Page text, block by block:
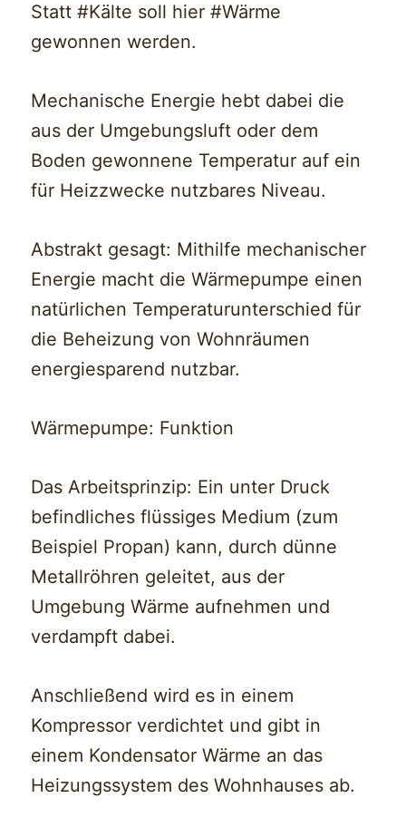
Statt #Kälte soll hier #Wärme
gewonnen werden.
Mechanische Energie hebt dabei die
aus der Umgebungsluft oder dem
Boden gewonnene Temperatur auf ein
für Heizzwecke nutzbares Niveau.
Abstrakt gesagt: Mithilfe mechanischer
Energie macht die Wärmepumpe einen
natürlichen Temperaturunterschied für
die Beheizung von Wohnräumen
energiesparend nutzbar.
Wärmepumpe: Funktion
Das Arbeitsprinzip: Ein unter Druck
befindliches flüssiges Medium (zum
Beispiel Propan) kann, durch dünne
Metallröhren geleitet, aus der
Umgebung Wärme aufnehmen und
verdampft dabei.
Anschließend wird es in einem
Kompressor verdichtet und gibt in
einem Kondensator Wärme an das
Heizungssystem des Wohnhauses ab.